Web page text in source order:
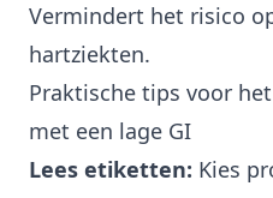
Vermindert het risico
hartziekten.
Praktische tips voor
met een lage GI
Lees etiketten: Kies